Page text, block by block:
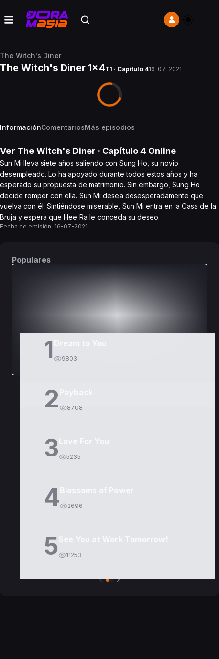
The Witch's Diner
The Witch's Diner 1x4T1 · Capítulo 416-07-2021
InformaciónComentariosMás episodios
Ver The Witch's Diner · Capítulo4 Online
Sun Mi lleva siete años saliendo con Sung Ho, su novio
desempleado. Lo ha apoyado durante todos estos años y ha
esperado su propuesta de matrimonio. Sin embargo, Sung Ho
decide romper con ella. Sun Mi desea desesperadamente que
vuelva con él. Sintiéndose miserable, Sun Mi entra en la Casa de la
Bruja y espera que Hee Ra le conceda su deseo.
Fecha de emisión: 16-07-2021
Populares
1 9803
2 8708
3 5235
4 2696
5 11253